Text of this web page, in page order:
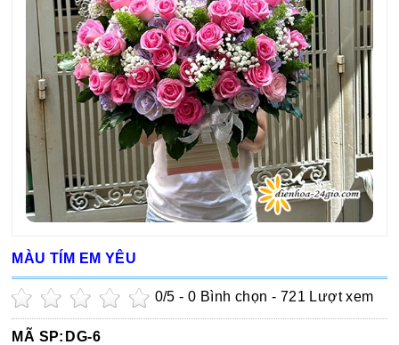
MÀU TÍM EM YÊU
0/5 -0 Bình chọn - 721 Lượt xem
MÃ SP: DG-6